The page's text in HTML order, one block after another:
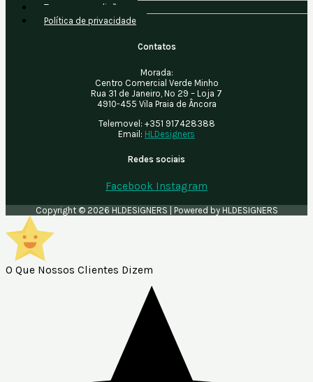
Termos e condições
Política de privacidade
Contatos
Morada:
Centro Comercial Verde Minho
Rua 31 de Janeiro, Nº 29 – Loja 7
4910-455 Vila Praia de Âncora
Telemovel: +351 917428388
Email: HLDesigners
Redes sociais
Facebook Instagram
Copyright © 2026 HLDESIGNERS | Powered by HLDESIGNERS
O Que Nossos Clientes Dizem